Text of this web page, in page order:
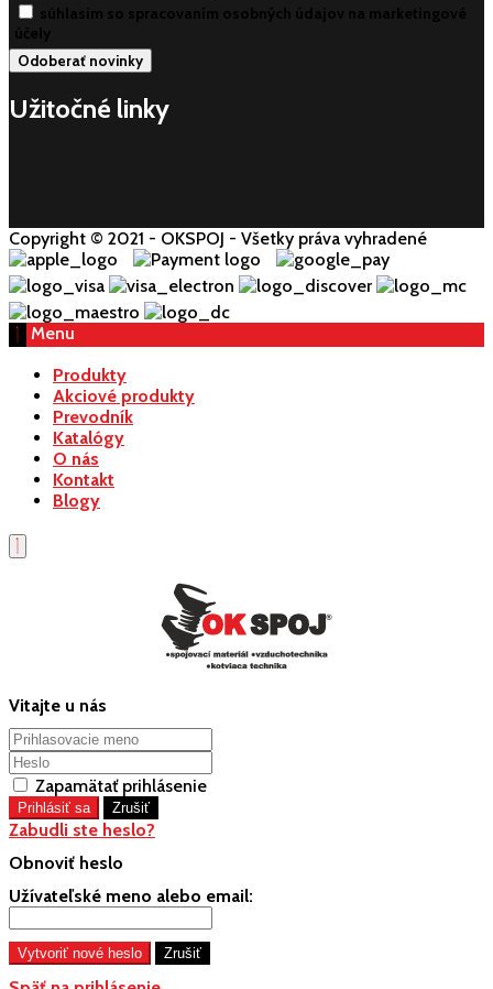
súhlasim so spracovaním osobných údajov na marketingové
účely
Užitočné linky
Copyright © 2021 - OKSPOJ - Všetky práva vyhradené
Menu
Produkty
Akciové produkty
Prevodník
Katalógy
O nás
Kontakt
Blogy
Vitajte u nás
Zapamätať prihlásenie
Zabudli ste heslo?
Obnoviť heslo
Užívateľské meno alebo email: